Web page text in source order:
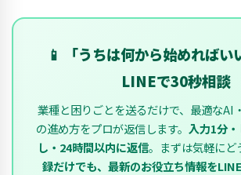
📱 「うちは何から始めればい
LINEで30秒相談
業種と困りごとを送るだけで、最適なAI
の進め方をプロが返信します。 入力1分
し・24時間以内に返信。まずは気軽にど
録だけでも、最新のお役立ち情報を